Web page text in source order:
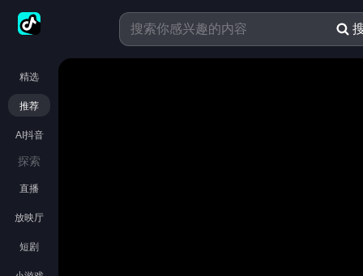
精选
推荐
AI抖音
探索
直播
放映厅
短剧